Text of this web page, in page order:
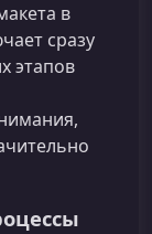
в
сразу
этапов